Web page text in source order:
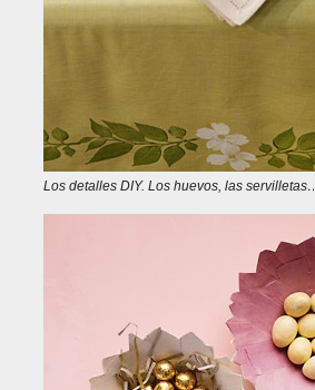
Los detalles DIY. Los huevos, las